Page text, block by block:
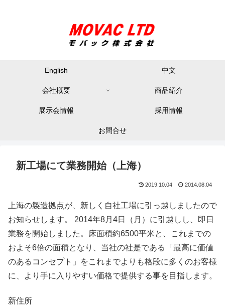
English 中文
会社概要 商品紹介
展示会情報 採用情報
お問合せ
新工場にて業務開始（上海）
2019.10.04 2014.08.04
上海の製造拠点が、新しく自社工場に引っ越しましたので
お知らせします。 2014年8月4日（月）に引越しし、即日
業務を開始しました。床面積約6500平米と、これまでの
およそ6倍の面積となり、当社の社是である「最高に価値
のあるコンセプト」をこれまでよりも格段に多くのお客様
に、より手に入りやすい価格で提供する事を目指します。
新住所